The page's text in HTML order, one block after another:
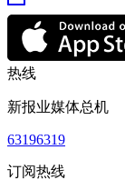
热线
新报业媒体总机
63196319
订阅热线